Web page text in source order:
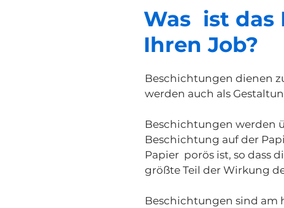
Was ist das
Ihren Job?
Beschichtungen dienen
werden auch als
Beschichtungen werden
Beschichtung auf der
Papier porös ist, so dass
größte Teil der Wirkung
Beschichtungen sind am